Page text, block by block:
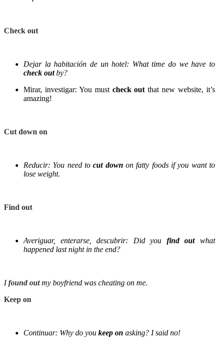
Check out
Dejar la habitación de un hotel: What time do we have to
check outby?
Mirar, investigar: You must check out that new website, it’s
amazing!
Cut down on
Reducir: You need tocut down on fatty foods if you want to
lose weight.
Find out
Averiguar, enterarse, descubrir: Did you find outwhat
happened last night in the end?
Ifound outmy boyfriend was cheating on me.
Keep on
Continuar: Why do you keep on asking? I said no!